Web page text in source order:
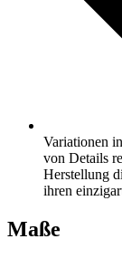
Variationen
von Details
Herstellung
ihren
Maße